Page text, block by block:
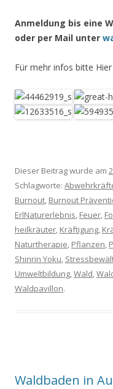
Anmeldung bis eine
oder per Mail unter
Für mehr infos bitte Hier
Dieser Beitrag wurde am
Schlagworte:
Burnout, Burnout
ErlNaturerlebnis, Feuer,
heilkräuter, Kräftigung,
Naturtherapie, Pflanzen,
Shinrin Yoku,
Umweltbildung,Wald,
Waldpavillon.
Waldbaden in